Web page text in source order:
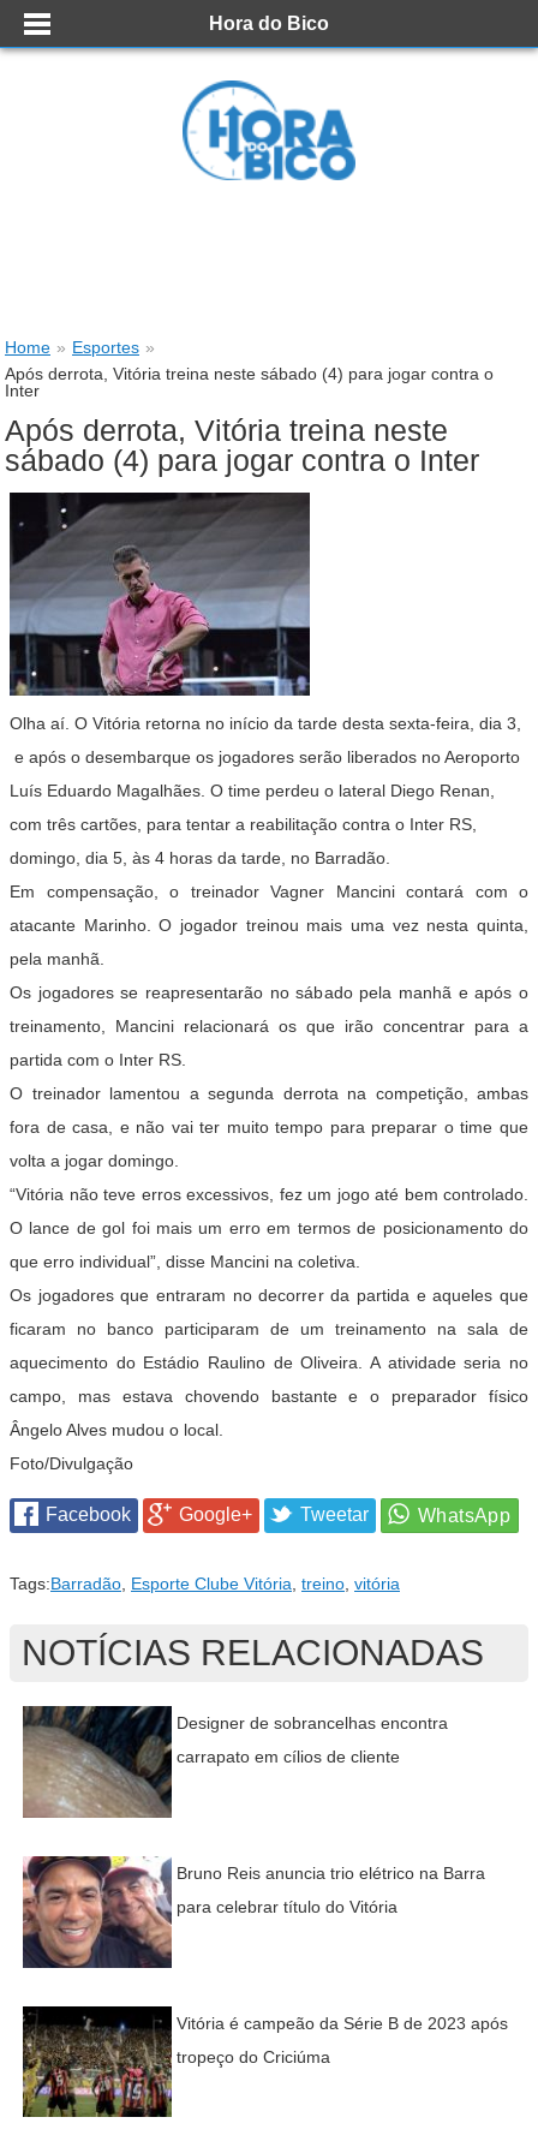
Hora do Bico
Home » Esportes »
Após derrota, Vitória treina neste sábado (4) para jogar contra o
Inter
Após derrota, Vitória treina neste
sábado (4) para jogar contra o Inter
Olha aí. O Vitória retorna no início da tarde desta sexta-feira, dia 3,
e após o desembarque os jogadores serão liberados no Aeroporto
Luís Eduardo Magalhães. O time perdeu o lateral Diego Renan,
com três cartões, para tentar a reabilitação contra o Inter RS,
domingo, dia 5, às 4 horas da tarde, no Barradão.
Em compensação, o treinador Vagner Mancini contará com o
atacante Marinho. O jogador treinou mais uma vez nesta quinta,
pela manhã.
Os jogadores se reapresentarão no sábado pela manhã e após o
treinamento, Mancini relacionará os que irão concentrar para a
partida com o Inter RS.
O treinador lamentou a segunda derrota na competição, ambas
fora de casa, e não vai ter muito tempo para preparar o time que
volta a jogar domingo.
“Vitória não teve erros excessivos, fez um jogo até bem controlado.
O lance de gol foi mais um erro em termos de posicionamento do
que erro individual”, disse Mancini na coletiva.
Os jogadores que entraram no decorrer da partida e aqueles que
ficaram no banco participaram de um treinamento na sala de
aquecimento do Estádio Raulino de Oliveira. A atividade seria no
campo, mas estava chovendo bastante e o preparador físico
Ângelo Alves mudou o local.
Foto/Divulgação
Facebook Google+ Tweetar
Tags:Barradão, Esporte Clube Vitória, treino, vitória
NOTÍCIAS RELACIONADAS
Designer de sobrancelhas encontra
carrapato em cílios de cliente
Bruno Reis anuncia trio elétrico na Barra
para celebrar título do Vitória
Vitória é campeão da Série B de 2023 após
tropeço do Criciúma